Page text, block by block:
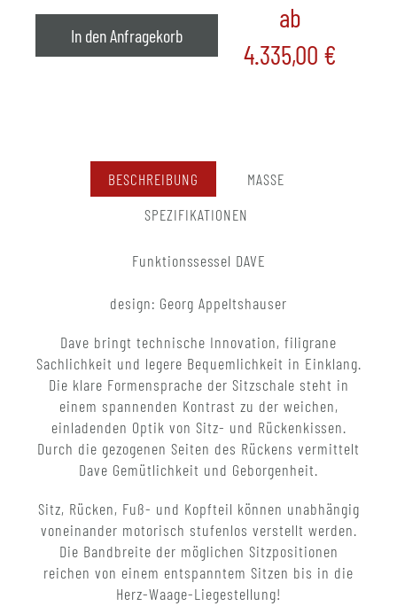
In den Anfragekorb
ab
4.335,00 €
BESCHREIBUNG
MASSE
SPEZIFIKATIONEN
Funktionssessel DAVE
design: Georg Appeltshauser
Dave bringt technische Innovation, filigrane
Sachlichkeit und legere Bequemlichkeit in Einklang.
Die klare Formensprache der Sitzschale steht in
einem spannenden Kontrast zu der weichen,
einladenden Optik von Sitz- und Rückenkissen.
Durch die gezogenen Seiten des Rückens vermittelt
Dave Gemütlichkeit und Geborgenheit.
Sitz, Rücken, Fuß- und Kopfteil können unabhängig
voneinander motorisch stufenlos verstellt werden.
Die Bandbreite der möglichen Sitzpositionen
reichen von einem entspanntem Sitzen bis in die
Herz-Waage-Liegestellung!